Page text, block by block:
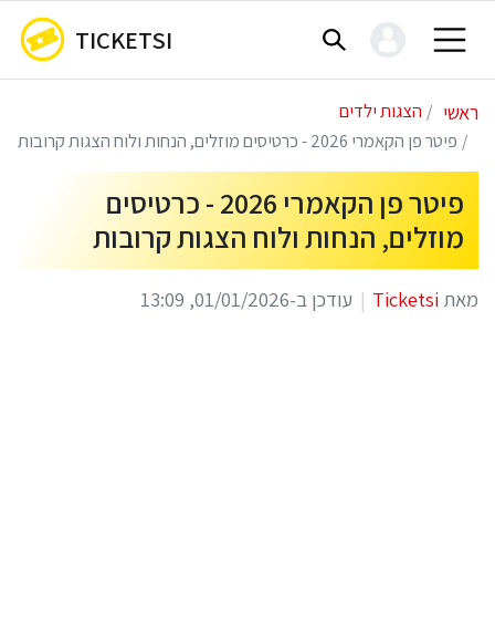
TICKETSI
ראשי
הצגות ילדים
פיטר פן הקאמרי 2026 - כרטיסים מוזלים, הנחות ולוח הצגות קרובות
פיטר פן הקאמרי 2026 - כרטיסים
מוזלים, הנחות ולוח הצגות קרובות
מאת Ticketsi עודכן ב-01/01/2026, 13:09